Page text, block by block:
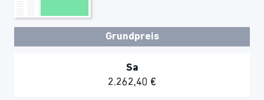
Grundpreis
Sa
2.262,40 €